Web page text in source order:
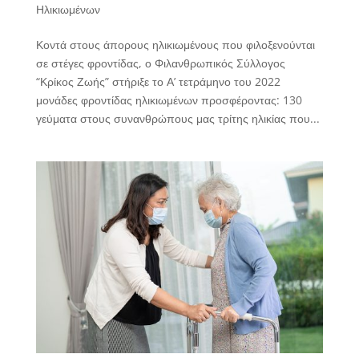
Ηλικιωμένων
Κοντά στους άπορους ηλικιωμένους που φιλοξενούνται
σε στέγες φροντίδας, ο Φιλανθρωπικός Σύλλογος
“Κρίκος Ζωής” στήριξε το Α’ τετράμηνο του 2022
μονάδες φροντίδας ηλικιωμένων προσφέροντας: 130
γεύματα στους συνανθρώπους μας τρίτης ηλικίας που...